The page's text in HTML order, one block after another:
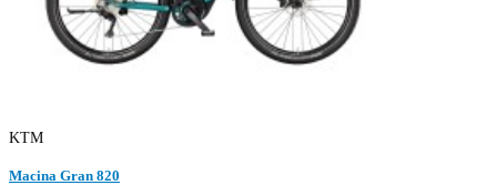
KTM
Macina Gran 820